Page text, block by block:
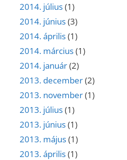
2014. július(1)
2014. június(3)
2014. április(1)
2014. március(1)
2014. január(2)
2013. december(2)
2013. november(1)
2013. július(1)
2013. június(1)
2013. május(1)
2013. április(1)